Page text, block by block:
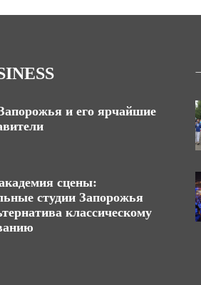
и его ярчайшие
сцены:
студии Запорожья
классическому